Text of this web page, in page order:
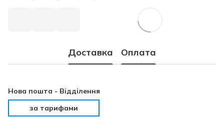
Доставка Оплата
Нова пошта - Відділення
за тарифами